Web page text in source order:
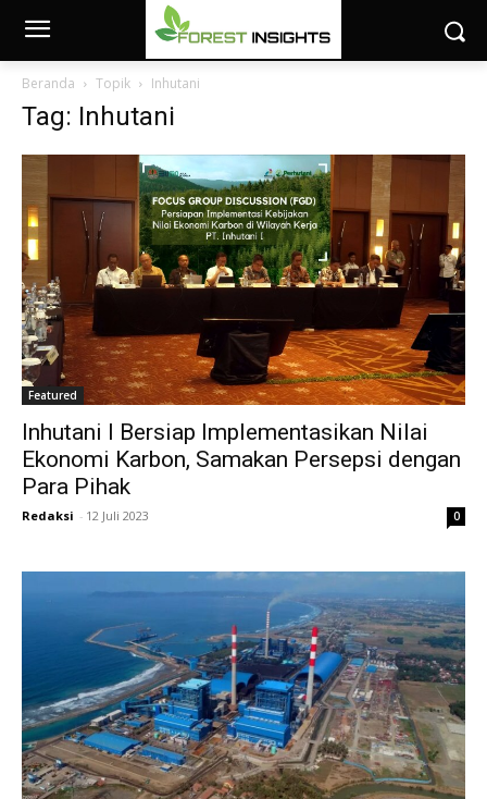
Beranda Topik Inhutani
Tag: Inhutani
Featured
Inhutani I Bersiap Implementasikan Nilai
Ekonomi Karbon, Samakan Persepsi dengan
Para Pihak
Redaksi - 12 Juli 2023 0